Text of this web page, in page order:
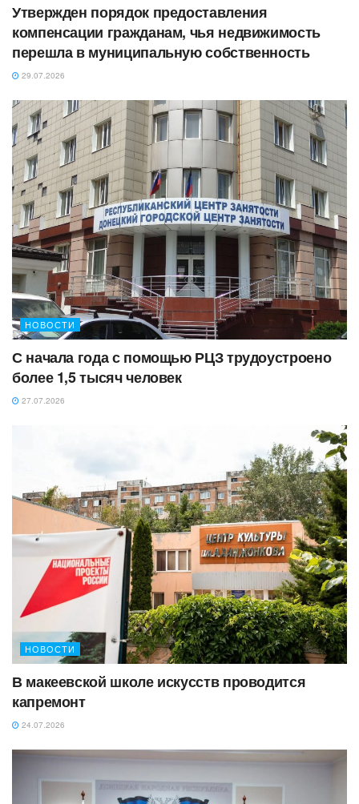
Утвержден порядок предоставления
компенсации гражданам, чья недвижимость
перешла в муниципальную собственность
29.07.2026
НОВОСТИ
С начала года с помощью РЦЗ трудоустроено
более 1,5 тысяч человек
27.07.2026
НОВОСТИ
В макеевской школе искусств проводится
капремонт
24.07.2026